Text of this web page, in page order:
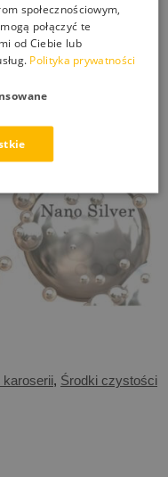
, Środki czystości
społecznościowym,
połączyć te
od Ciebie lub
Polityka prywatności